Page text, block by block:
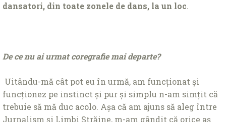
dansatori, din toate zonele de dans, la un loc.
De ce nu ai urmat coregrafie mai departe?
Uitându-mă cât pot eu în urmă, am funcționat și
funcționez pe instinct și pur și simplu n-am simțit că
trebuie să mă duc acolo. Așa că am ajuns să aleg între
Jurnalism și Limbi Străine, m-am gândit că orice aș